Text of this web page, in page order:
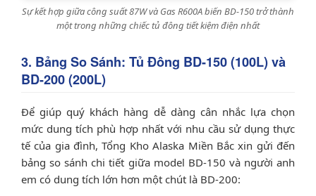
Sự kết hợp giữa công suất 87W và Gas R600A biến BD-150 trở thành
một trong những chiếc tủ đông tiết kiệm điện nhất
3. Bảng So Sánh: Tủ Đông BD-150 (100L) và
BD-200 (200L)
Để giúp quý khách hàng dễ dàng cân nhắc lựa chọn
mức dung tích phù hợp nhất với nhu cầu sử dụng thực
tế của gia đình, Tổng Kho Alaska Miền Bắc xin gửi đến
bảng so sánh chi tiết giữa model BD-150 và người anh
em có dung tích lớn hơn một chút là BD-200: